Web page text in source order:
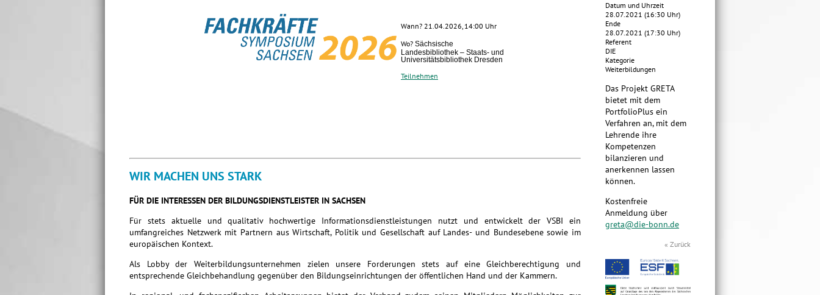
Wann? 21.04.2026, 14:00 Uhr
Wo? Sächsische
Landesbibliothek – Staats- und
Universitätsbibliothek Dresden
Teilnehmen
WIR MACHEN UNS STARK
FÜR DIE INTERESSEN DER BILDUNGSDIENSTLEISTER IN SACHSEN
Für stets aktuelle und qualitativ hochwertige Informationsdienstleistungen nutzt und entwickelt der VSBI ein
umfangreiches Netzwerk mit Partnern aus Wirtschaft, Politik und Gesellschaft auf Landes- und Bundesebene sowie im
europäischen Kontext.
Als Lobby der Weiterbildungsunternehmen zielen unsere Forderungen stets auf eine Gleichberechtigung und
entsprechende Gleichbehandlung gegenüber den Bildungseinrichtungen der öffentlichen Hand und der Kammern.
Datum und Uhrzeit
28.07.2021 (16:30 Uhr)
Ende
28.07.2021 (17:30 Uhr)
Referent
DIE
Kategorie
Weiterbildungen
Das Projekt GRETA
bietet mit dem
PortfolioPlus ein
Verfahren an, mit dem
Lehrende ihre
Kompetenzen
bilanzieren und
anerkennen lassen
können.
Kostenfreie
Anmeldung über
greta@die-bonn.de
« Zurück